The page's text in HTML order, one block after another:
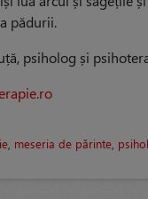
pădurii.
psiholog și
meseria de părinte